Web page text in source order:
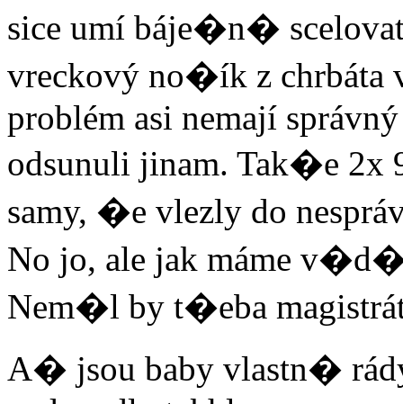
sice umí báje�n�
vreckový no�ík z chrbáta
problém asi nemají
odsunuli jinam. Tak�e 2x
samy, �e vlezly do
No jo, ale jak máme
Nem�l by t�eba
A� jsou baby vlastn�